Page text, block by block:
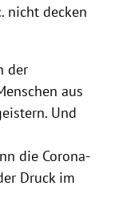
nicht decken
der
aus
Und
die Corona-
Druck im